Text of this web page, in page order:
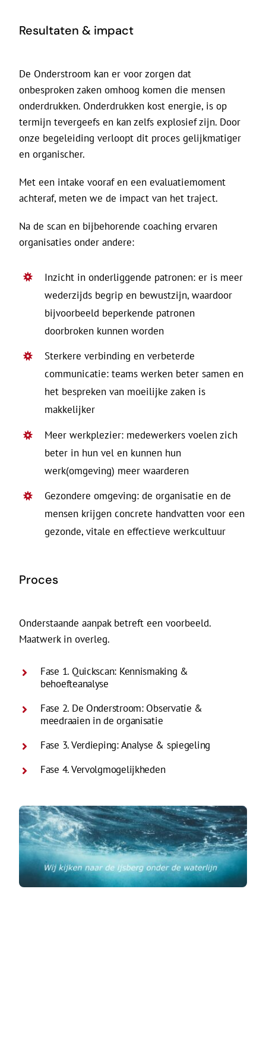
Resultaten & impact
De Onderstroom kan er voor zorgen dat
onbesproken zaken omhoog komen die mensen
onderdrukken. Onderdrukken kost energie, is op
termijn tevergeefs en kan zelfs explosief zijn. Door
onze begeleiding verloopt dit proces gelijkmatiger
en organischer.
Met een intake vooraf en een evaluatiemoment
achteraf, meten we de impact van het traject.
Na de scan en bijbehorende coaching ervaren
organisaties onder andere:
Inzicht in onderliggende patronen: er is meer
wederzijds begrip en bewustzijn, waardoor
bijvoorbeeld beperkende patronen
doorbroken kunnen worden
Sterkere verbinding en verbeterde
communicatie: teams werken beter samen en
het bespreken van moeilijke zaken is
makkelijker
Meer werkplezier: medewerkers voelen zich
beter in hun vel en kunnen hun
werk(omgeving) meer waarderen
Gezondere omgeving: de organisatie en de
mensen krijgen concrete handvatten voor een
gezonde, vitale en effectieve werkcultuur
Proces
Onderstaande aanpak betreft een voorbeeld.
Maatwerk in overleg.
Fase 1. Quickscan: Kennismaking &
behoefteanalyse
Fase 2. De Onderstroom: Observatie &
meedraaien in de organisatie
Fase 3. Verdieping: Analyse & spiegeling
Fase 4. Vervolgmogelijkheden